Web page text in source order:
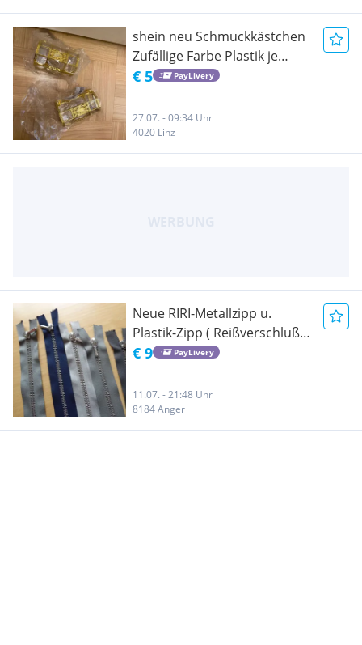
shein neu Schmuckkästchen
Zufällige Farbe Plastik je
2.50€ 2x
€ 5 PayLivery
27.07. - 09:34 Uhr
4020 Linz
Neue RIRI-Metallzipp u.
Plastik-Zipp ( Reißverschluß)
teilbar Verschiedene Längen
€ 9 PayLivery
11.07. - 21:48 Uhr
8184 Anger